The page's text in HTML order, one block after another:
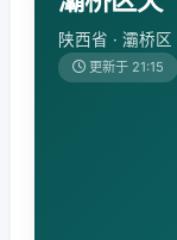
陕西省 · 灞桥区
更新于 21:15